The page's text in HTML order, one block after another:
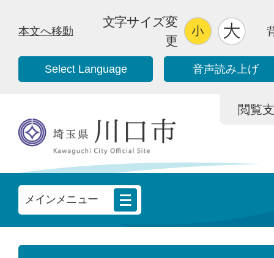
本文へ移動
文字サイズ変
更
Select Language 音声読み上げ
閲覧
メインメニュー